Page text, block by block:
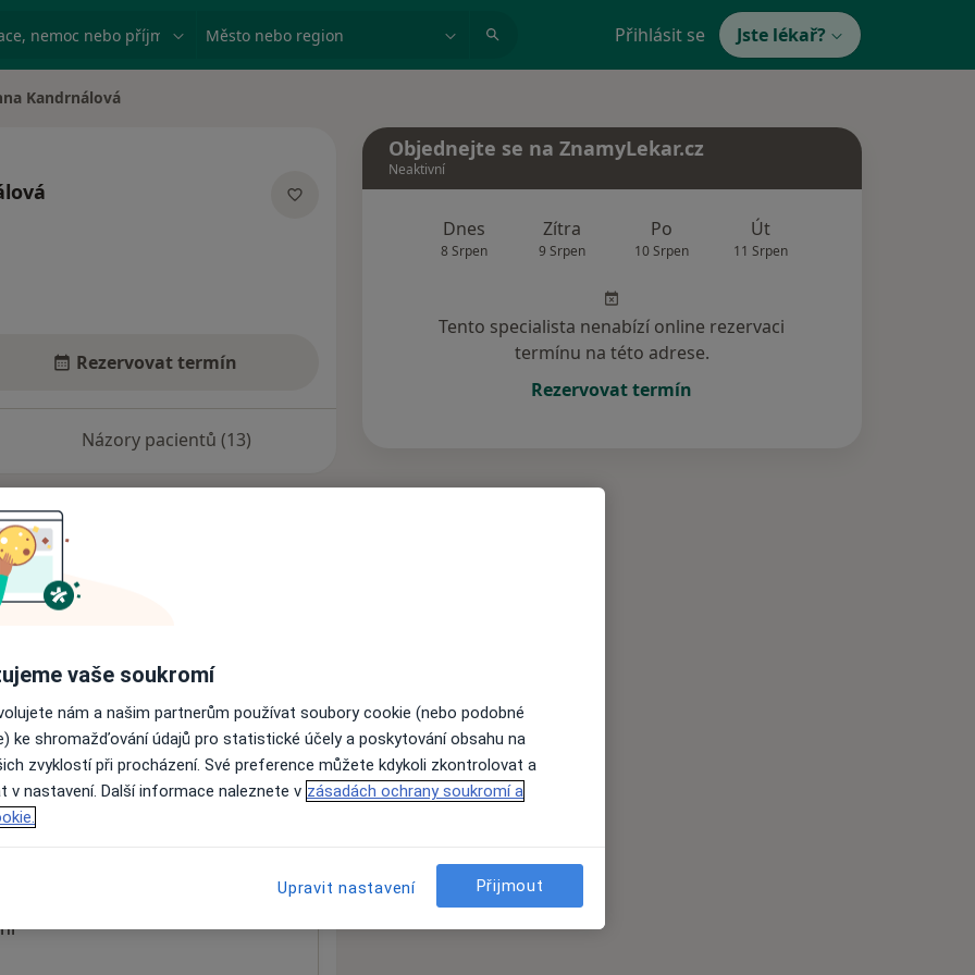
nemoc nebo příjmení Město nebo region Přihlásit se Jste lékař?
Kandrnálová
Rezervovat termín
Názory pacientů (13)
nejsou k dispozici
informace o svých službách.
Objednejte se na ZnamyLekar.cz
Neaktivní
Dnes
8 Srpen
Zítra
9 Srpen
Po
10 Srpen
Út
11 Srpen
Tento specialista nenabízí online rezervaci
termínu na této adrese.
Rezervovat termín
vaše soukromí
nám a našim partnerům používat soubory cookie (nebo podobné
ke shromažďování údajů pro statistické účely a poskytování obsahu na
zvyklostí při procházení. Své preference můžete kdykoli zkontrolovat a
v nastavení. Další informace naleznete v zásadách ochrany soukromí a
Upravit nastavení Přijmout